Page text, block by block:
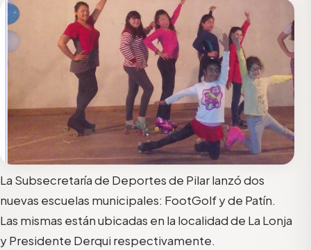
La Subsecretaría de Deportes de Pilar lanzó dos
nuevas escuelas municipales: FootGolf y de Patín.
Las mismas están ubicadas en la localidad de La Lonja
y Presidente Derqui respectivamente.